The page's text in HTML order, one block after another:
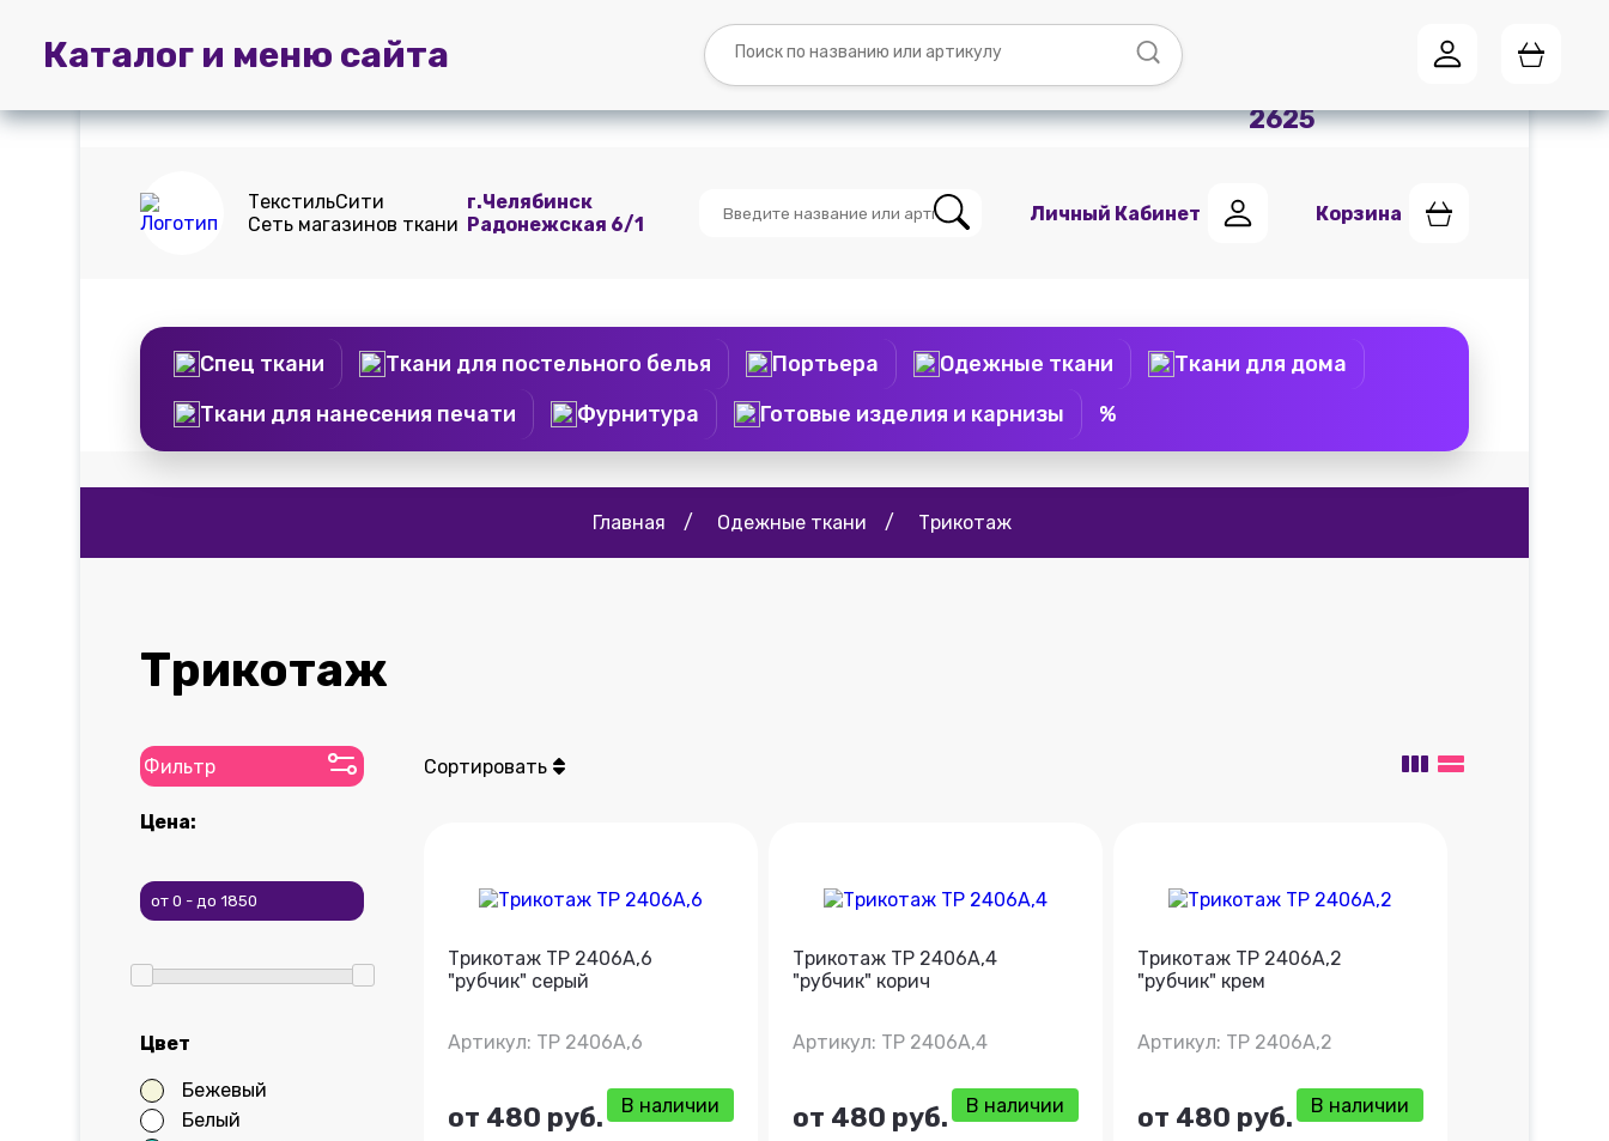
штор
Доставка и
оплата
нас
ВКонтакте
Мы в
Telegram
2625
ТекстильСити
Сеть магазинов ткани
г.Челябинск
Радонежская 6/1
Личный Кабинет Корзина
Спец ткани Ткани для постельного белья Портьера Одежные ткани
Ткани для дома
Ткани для нанесения печати
Фурнитура Готовые изделия и карнизы %
Главная / Одежные ткани / Трикотаж
Трикотаж
Фильтр
Цена:
Цвет
Бежевый
Белый
Сортировать
Трикотаж ТР 2406А,6
"рубчик" серый
Артикул: ТР 2406А,6
от 480 руб. В наличии
Трикотаж ТР 2406А,4
"рубчик" корич
Артикул: ТР 2406А,4
от 480 руб. В наличии
Трикотаж ТР 2406А,2
"рубчик" крем
Артикул: ТР 2406А,2
от 480 руб. В наличии
Каталог и меню сайта